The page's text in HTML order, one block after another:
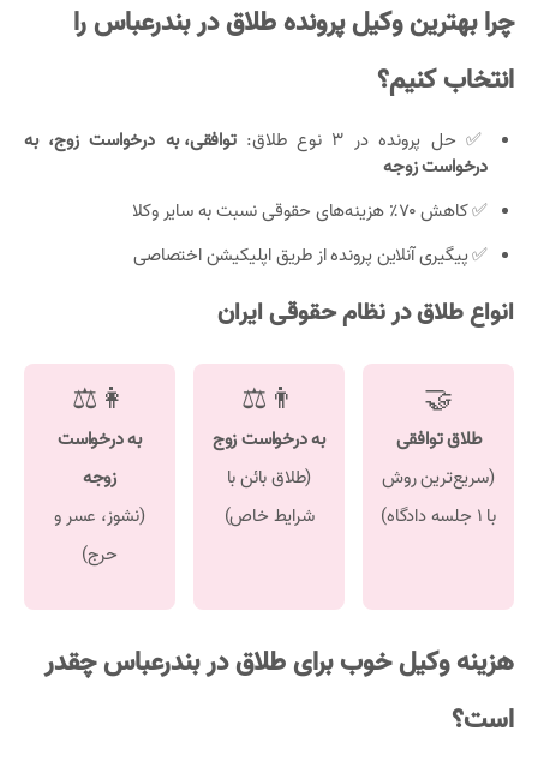
چرا بهترین وکیل پرونده طلاق در بندرعباس را
انتخاب کنیم؟
✅ حل پرونده در ۳ نوع طلاق:
توافقی، به درخواست زوج، به
درخواست زوجه
✅ کاهش ۷۰٪ هزینه‌های حقوقی نسبت به سایر وکلا
✅ پیگیری آنلاین پرونده از طریق اپلیکیشن اختصاصی
انواع طلاق در نظام حقوقی ایران
🤝
طلاق توافقی
(سریع‌ترین روش
با ۱ جلسه دادگاه)
👨⚖
به درخواست زوج
(طلاق بائن با
شرایط خاص)
👩⚖
به درخواست
زوجه
(نشوز، عسر و
حرج)
هزینه وکیل خوب برای طلاق در بندرعباس چقدر
است؟